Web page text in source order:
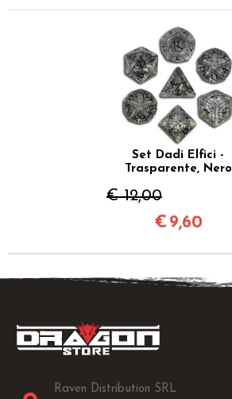
Set Dadi Elfici -
Trasparente, Nero
€ 12,00
€ 9,60
Raven Distribution SRL